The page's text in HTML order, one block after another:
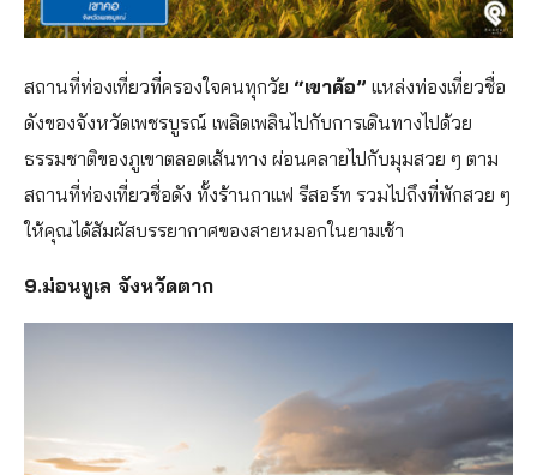
สถานที่ท่องเที่ยวที่ครองใจคนทุกวัย “เขาค้อ” แหล่งท่องเที่ยวชื่อ
ดังของจังหวัดเพชรบูรณ์ เพลิดเพลินไปกับการเดินทางไปด้วย
ธรรมชาติของภูเขาตลอดเส้นทาง ผ่อนคลายไปกับมุมสวย ๆ ตาม
สถานที่ท่องเที่ยวชื่อดัง ทั้งร้านกาแฟ รีสอร์ท รวมไปถึงที่พักสวย ๆ
ให้คุณได้สัมผัสบรรยากาศของสายหมอกในยามเช้า
9.ม่อนทูเล จังหวัดตาก